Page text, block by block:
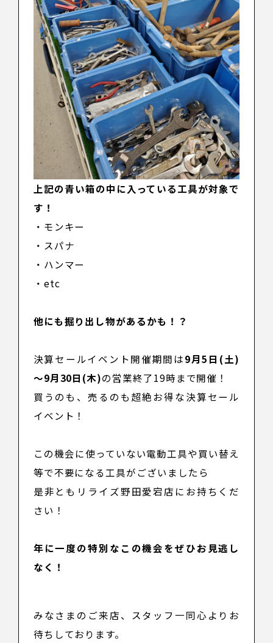
上記の青い箱の中に入っている工具が対象で
す！
・モンキー
・スパナ
・ハンマー
・etc
他にも掘り出し物があるかも！？
決算セールイベント開催期間は9月5日(土)
～9月30日(木)の営業終了19時まで開催！
買うのも、売るのも超絶お得な決算セール
イベント！
この機会に使っていない電動工具や買い替え
等で不要になる工具がございましたら
是非ともリライズ野田愛宕店にお持ちくだ
さい！
年に一度の特別なこの機会をぜひお見逃し
なく！
みなさまのご来店、スタッフ一同心よりお
待ちしております。